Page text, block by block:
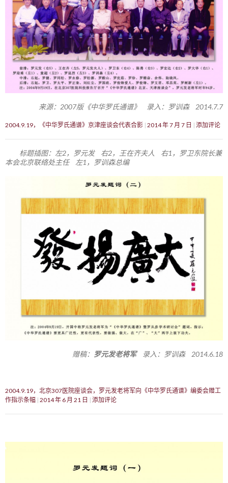
来源：2007版《中华罗氏通谱》 录入：罗训森 2014.7.7
2004.9.19，《中华罗氏通谱》京津座谈会代表合影 2014 年 7 月 7 日 添加评论
标题插图：左2，罗元发 右2，王在齐夫人 右1，罗卫东院长兼
本会北京联络处主任 左1，罗训森总编
赠稿： 罗元发老将军录入：罗训森 2014.6.18
2004.9.19，北京307医院座谈会，罗元发老将军向《中华罗氏通谱》编委会赠工
作指示条幅 2014 年 6 月 21 日 添加评论